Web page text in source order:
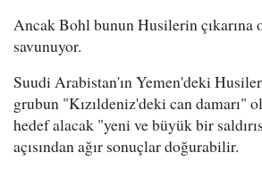
Ancak Bohl bunun Husilerin çıkarına
savunuyor.
Suudi Arabistan'ın Yemen'deki
grubun "Kızıldeniz'deki can damarı"
hedef alacak "yeni ve büyük bir
açısından ağır sonuçlar doğurabilir.